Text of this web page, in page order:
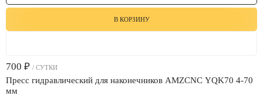
В КОРЗИНУ
700 ₽ / СУТКИ
Пресс гидравлический для наконечников AMZCNC YQK70 4-70
мм